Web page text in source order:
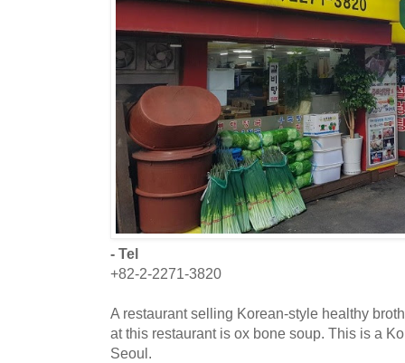
- Tel
+82-2-2271-3820
A restaurant selling Korean-style healthy
at this restaurant is ox bone soup. This is a
Seoul.